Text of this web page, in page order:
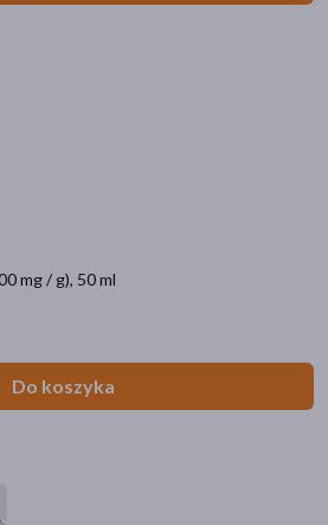
mg / g), 50 ml
Do koszyka